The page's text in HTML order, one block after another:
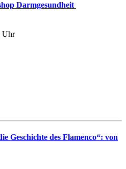
Darmgesundheit
Uhr
Geschichte des Flamenco“: von